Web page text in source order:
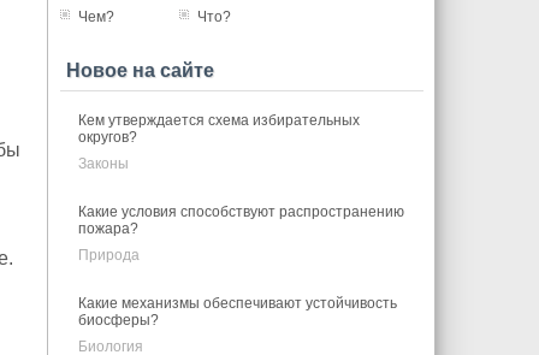
Чем?
Что?
Новое на сайте
Кем утверждается схема избирательных
округов?
Законы
Какие условия способствуют распространению
пожара?
Природа
Какие механизмы обеспечивают устойчивость
биосферы?
Биология